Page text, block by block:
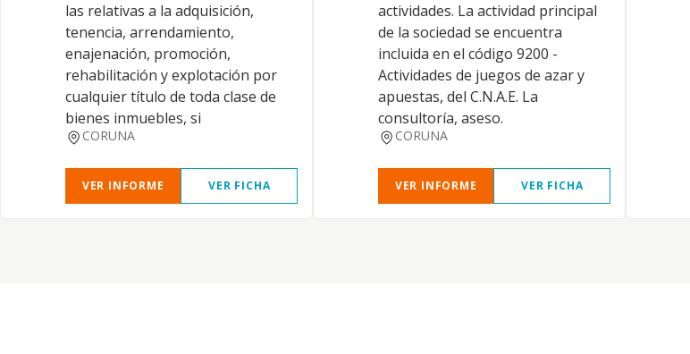
las relativas a la adquisición,
tenencia, arrendamiento,
enajenación, promoción,
rehabilitación y explotación por
cualquier título de toda clase de
bienes inmuebles, si
CORUNA
VER INFORME VER FICHA
actividades. La actividad principal
de la sociedad se encuentra
incluida en el código 9200 -
Actividades de juegos de azar y
apuestas, del C.N.A.E. La
consultoría, aseso.
CORUNA
VER INFORME VER FICHA